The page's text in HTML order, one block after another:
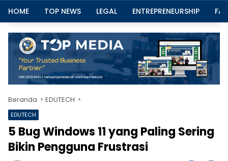
HOME TOP NEWS LEGAL ENTREPRENEURSHIP
Beranda EDUTECH
EDUTECH
5 Bug Windows 11 yang Paling Sering
Bikin Pengguna Frustrasi